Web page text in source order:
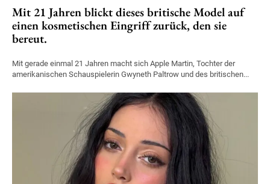
Mit 21 Jahren blickt dieses britische Model auf
einen kosmetischen Eingriff zurück, den sie
bereut.
Mit gerade einmal 21 Jahren macht sich Apple Martin, Tochter der
amerikanischen Schauspielerin Gwyneth Paltrow und des britischen...